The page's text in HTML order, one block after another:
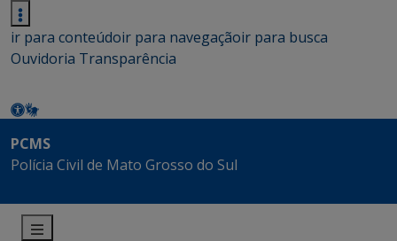
ir para conteúdoir para navegaçãoir para busca
Ouvidoria Transparência
PCMS
Polícia Civil de Mato Grosso do Sul